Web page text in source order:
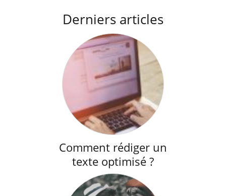
Derniers articles
Comment rédiger un
texte optimisé ?